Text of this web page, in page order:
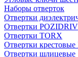
Наборы отверток
Отвертки
Отвертки POZIDRIV
Отвертки TORX
Отвертки
Отвертки шлицевые